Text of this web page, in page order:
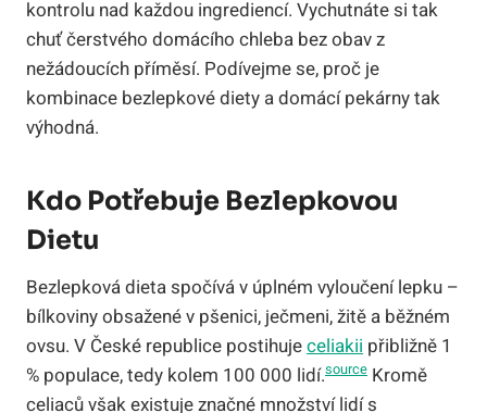
kontrolu nad každou ingrediencí. Vychutnáte si tak
chuť čerstvého domácího chleba bez obav z
nežádoucích příměsí. Podívejme se, proč je
kombinace bezlepkové diety a domácí pekárny tak
výhodná.
Kdo Potřebuje Bezlepkovou
Dietu
Bezlepková dieta spočívá v úplném vyloučení lepku –
bílkoviny obsažené v pšenici, ječmeni, žitě a běžném
ovsu. V České republice postihujeceliakii přibližně 1
% populace, tedy kolem 100 000 lidí.source Kromě
celiaců však existuje značné množství lidí s